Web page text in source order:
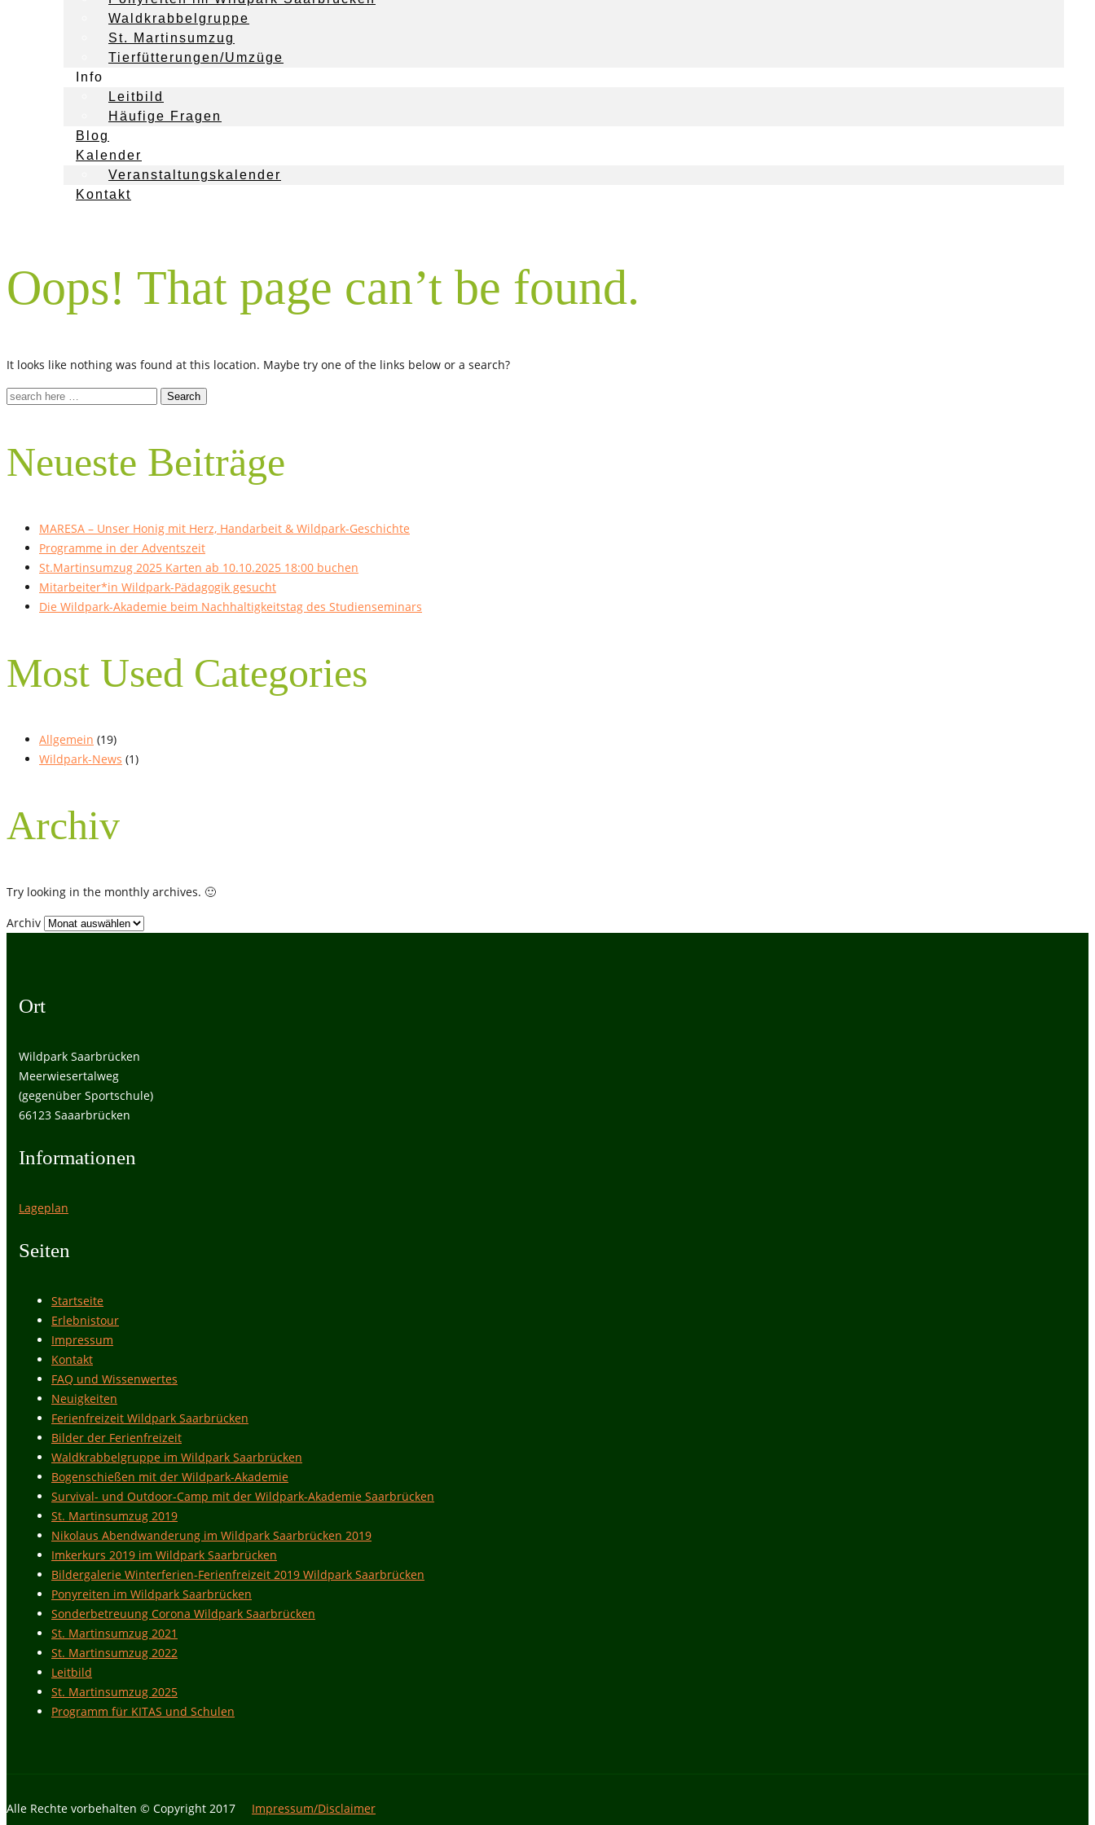
Waldkrabbelgruppe
St. Martinsumzug
Tierfütterungen/Umzüge
Info
Leitbild
Häufige Fragen
Blog
Kalender
Veranstaltungskalender
Kontakt
Oops! That page can’t be found.
It looks like nothing was found at this location. Maybe try one of the links below or a search?
Search
Neueste Beiträge
MARESA – Unser Honig mit Herz, Handarbeit & Wildpark-Geschichte
Programme in der Adventszeit
St.Martinsumzug 2025 Karten ab 10.10.2025 18:00 buchen
Mitarbeiter*in Wildpark-Pädagogik gesucht
Die Wildpark-Akademie beim Nachhaltigkeitstag des Studienseminars
Most Used Categories
Allgemein (19)
Wildpark-News (1)
Archiv
Try looking in the monthly archives. 🙂
Archiv
Ort
Wildpark Saarbrücken
Meerwiesertalweg
(gegenüber Sportschule)
66123 Saaarbrücken
Informationen
Lageplan
Seiten
Startseite
Erlebnistour
Impressum
Kontakt
FAQ und Wissenwertes
Neuigkeiten
Ferienfreizeit Wildpark Saarbrücken
Bilder der Ferienfreizeit
Waldkrabbelgruppe im Wildpark Saarbrücken
Bogenschießen mit der Wildpark-Akademie
Survival- und Outdoor-Camp mit der Wildpark-Akademie Saarbrücken
St. Martinsumzug 2019
Nikolaus Abendwanderung im Wildpark Saarbrücken 2019
Imkerkurs 2019 im Wildpark Saarbrücken
Bildergalerie Winterferien-Ferienfreizeit 2019 Wildpark Saarbrücken
Ponyreiten im Wildpark Saarbrücken
Sonderbetreuung Corona Wildpark Saarbrücken
St. Martinsumzug 2021
St. Martinsumzug 2022
Leitbild
St. Martinsumzug 2025
Programm für KITAS und Schulen
Alle Rechte vorbehalten © Copyright 2017 Impressum/Disclaimer